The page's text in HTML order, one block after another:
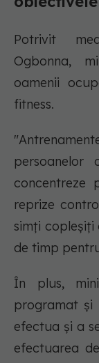
Potrivit
Ogbonna,
oamenii
fitness.
reprize
simți copleșiți
de timp
În plus,
programat și
efectua și a
efectuarea